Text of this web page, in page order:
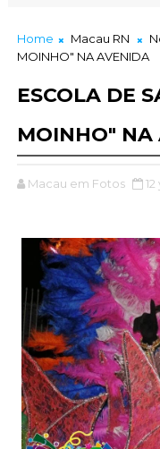
Home Macau RN
MOINHO" NA AVENIDA
ESCOLA DE
MOINHO" NA
Macau em Fotos